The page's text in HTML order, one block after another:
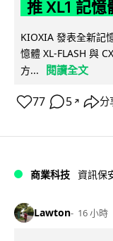
推 XL1 記憶
KIOXIA 發表全新記
憶體 XL-FLASH 與
方...
閱讀全文
77 5 ↗ 分
商業科技 資訊保
Lawton 16 小時